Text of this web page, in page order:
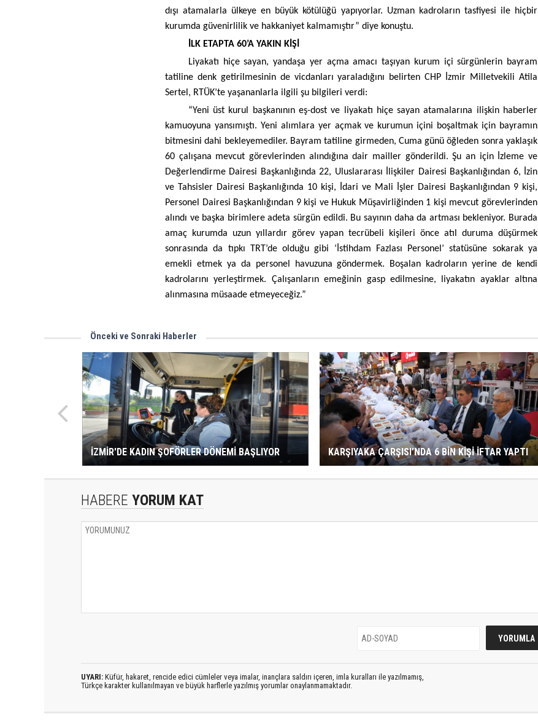
dışı atamalarla ülkeye en büyük kötülüğü yapıyorlar. Uzman kadroların tasfiyesi ile hiçbir
kurumda güvenirlilik ve hakkaniyet kalmamıştır” diye konuştu.
İLK ETAPTA 60’A YAKIN KİŞİ
Liyakatı hiçe sayan, yandaşa yer açma amacı taşıyan kurum içi sürgünlerin bayram
tatiline denk getirilmesinin de vicdanları yaraladığını belirten CHP İzmir Milletvekili Atila
Sertel, RTÜK’te yaşananlarla ilgili şu bilgileri verdi:
“Yeni üst kurul başkanının eş-dost ve liyakatı hiçe sayan atamalarına ilişkin haberler
kamuoyuna yansımıştı. Yeni alımlara yer açmak ve kurumun içini boşaltmak için bayramın
bitmesini dahi bekleyemediler. Bayram tatiline girmeden, Cuma günü öğleden sonra yaklaşık
60 çalışana mevcut görevlerinden alındığına dair mailler gönderildi. Şu an için İzleme ve
Değerlendirme Dairesi Başkanlığında 22, Uluslararası İlişkiler Dairesi Başkanlığından 6, İzin
ve Tahsisler Dairesi Başkanlığında 10 kişi, İdari ve Mali İşler Dairesi Başkanlığından 9 kişi,
Personel Dairesi Başkanlığından 9 kişi ve Hukuk Müşavirliğinden 1 kişi mevcut görevlerinden
alındı ve başka birimlere adeta sürgün edildi. Bu sayının daha da artması bekleniyor. Burada
amaç kurumda uzun yıllardır görev yapan tecrübeli kişileri önce atıl duruma düşürmek
sonrasında da tıpkı TRT’de olduğu gibi ‘İstihdam Fazlası Personel’ statüsüne sokarak ya
emekli etmek ya da personel havuzuna göndermek. Boşalan kadroların yerine de kendi
kadrolarını yerleştirmek. Çalışanların emeğinin gasp edilmesine, liyakatın ayaklar altına
alınmasına müsaade etmeyeceğiz.”
Önceki ve Sonraki Haberler
İZMİR'DE KADIN ŞOFÖRLER DÖNEMİ BAŞLIYOR KARŞIYAKA ÇARŞISI'NDA 6 BİN KİŞİ İFTAR YAPTI
HABERE YORUM KAT
UYARI: Küfür, hakaret, rencide edici cümleler veya imalar, inançlara saldırı içeren, imla kuralları ile yazılmamış,
Türkçe karakter kullanılmayan ve büyük harflerle yazılmış yorumlar onaylanmamaktadır.